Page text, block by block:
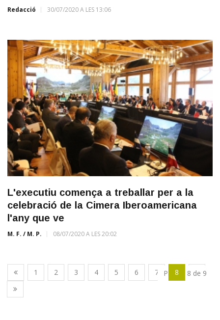
Redacció 30/07/2020 A LES 13:06
L'executiu comença a treballar per a la
celebració de la Cimera Iberoamericana
l'any que ve
M. F. / M. P. 08/07/2020 A LES 20:02
1 2 3 4 5 6 7 8 9
Pàgina 8 de 9